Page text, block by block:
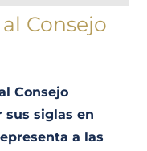
Consejo
Consejo
sus siglas en
a las